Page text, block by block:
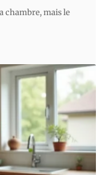
chambre, mais le